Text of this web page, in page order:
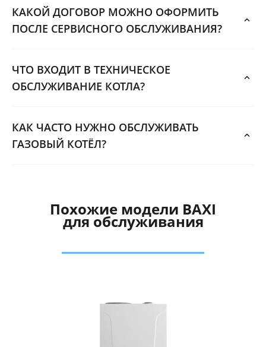
КАКОЙ ДОГОВОР МОЖНО ОФОРМИТЬ
ПОСЛЕ СЕРВИСНОГО ОБСЛУЖИВАНИЯ?
ЧТО ВХОДИТ В ТЕХНИЧЕСКОЕ
ОБСЛУЖИВАНИЕ КОТЛА?
КАК ЧАСТО НУЖНО ОБСЛУЖИВАТЬ
ГАЗОВЫЙ КОТЁЛ?
Похожие модели BAXI
для обслуживания